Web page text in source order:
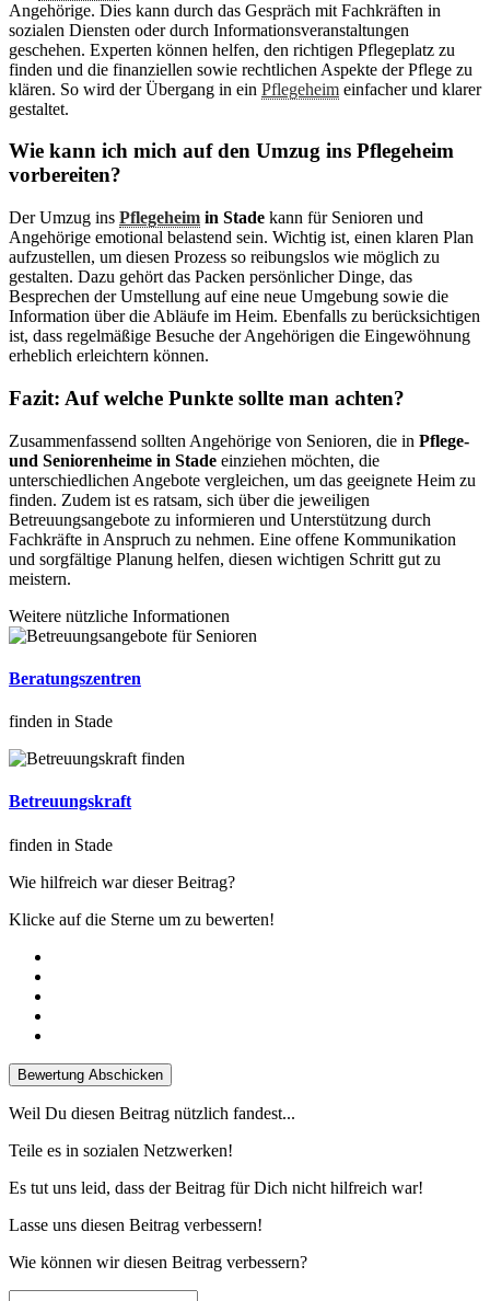
Angehörige. Dies kann durch das Gespräch mit Fachkräften in
sozialen Diensten oder durch Informationsveranstaltungen
geschehen. Experten können helfen, den richtigen Pflegeplatz zu
finden und die finanziellen sowie rechtlichen Aspekte der Pflege zu
klären. So wird der Übergang in ein Pflegeheim einfacher und klarer
gestaltet.
Wie kann ich mich auf den Umzug ins Pflegeheim
vorbereiten?
Der Umzug ins Pflegeheim in Stade kann für Senioren und
Angehörige emotional belastend sein. Wichtig ist, einen klaren Plan
aufzustellen, um diesen Prozess so reibungslos wie möglich zu
gestalten. Dazu gehört das Packen persönlicher Dinge, das
Besprechen der Umstellung auf eine neue Umgebung sowie die
Information über die Abläufe im Heim. Ebenfalls zu berücksichtigen
ist, dass regelmäßige Besuche der Angehörigen die Eingewöhnung
erheblich erleichtern können.
Fazit: Auf welche Punkte sollte man achten?
Zusammenfassend sollten Angehörige von Senioren, die in Pflege-
und Seniorenheime in Stade einziehen möchten, die
unterschiedlichen Angebote vergleichen, um das geeignete Heim zu
finden. Zudem ist es ratsam, sich über die jeweiligen
Betreuungsangebote zu informieren und Unterstützung durch
Fachkräfte in Anspruch zu nehmen. Eine offene Kommunikation
und sorgfältige Planung helfen, diesen wichtigen Schritt gut zu
meistern.
Weitere nützliche Informationen
Beratungszentren
finden in Stade
Betreuungskraft
finden in Stade
Wie hilfreich war dieser Beitrag?
Klicke auf die Sterne um zu bewerten!
Bewertung Abschicken
Weil Du diesen Beitrag nützlich fandest...
Teile es in sozialen Netzwerken!
Es tut uns leid, dass der Beitrag für Dich nicht hilfreich war!
Lasse uns diesen Beitrag verbessern!
Wie können wir diesen Beitrag verbessern?